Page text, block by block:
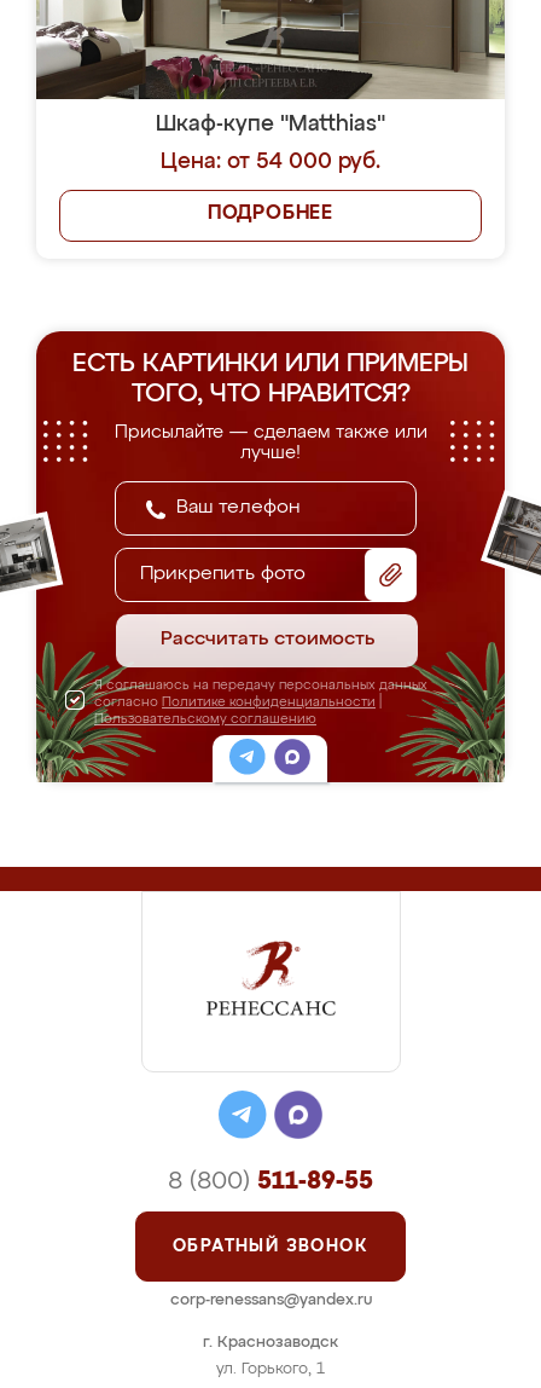
Шкаф-купе "Matthias"
Цена: от 54 000 руб.
ПОДРОБНЕЕ
ЕСТЬ КАРТИНКИ ИЛИ ПРИМЕРЫ
ТОГО, ЧТО НРАВИТСЯ?
Присылайте — сделаем также или
лучше!
Прикрепить фото
Рассчитать стоимость
Я соглашаюсь на передачу персональных данных
согласно Политике конфиденциальности
Пользовательскому соглашению
г. Краснозаводск
ул. Горького, 1
8 (800) 511-89-55
ОБРАТНЫЙ ЗВОНОК
corp-renessans@yandex.ru